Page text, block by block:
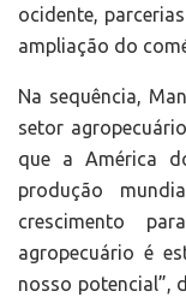
ocidente,
ampliação do
Na sequência,
setor
que a América
produção
crescimento
agropecuário é
nosso potencial”,